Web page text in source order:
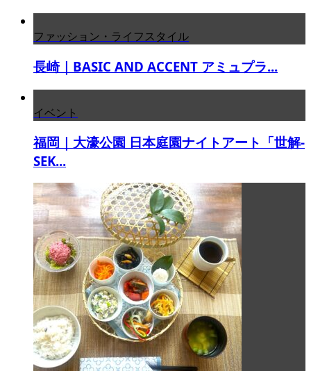
ファッション・ライフスタイル
長崎｜BASIC AND ACCENT アミュプラ...
イベント
福岡｜大濠公園 日本庭園ナイトアート「世解-
SEK...